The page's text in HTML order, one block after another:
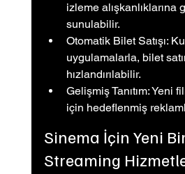
izleme alışkanlıklarına
sunulabilir.
Otomatik Bilet Satışı:
uygulamalarla, bilet
hızlandırılabilir.
Gelişmiş Tanıtım: Yeni
için hedeflenmiş
Sinema İçin Yeni
Streaming